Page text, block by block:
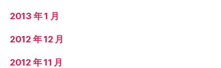
2013 年 1 月
2012 年 12 月
2012 年 11 月